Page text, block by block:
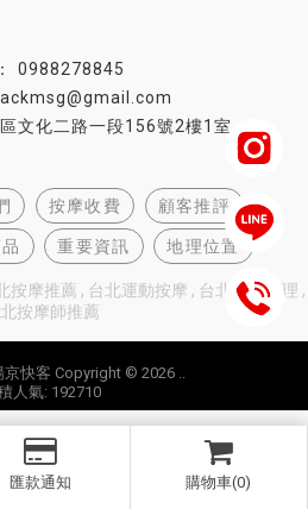
匯款通知 購物車(0)
0988278845
文化二路一段156號2樓1室
按摩收費 顧客推評
重要資訊 地理位置
按摩推薦 台北運動按摩
台北芳香調理
按摩師推薦
京快客 Copyright © 2026
人氣: 192710